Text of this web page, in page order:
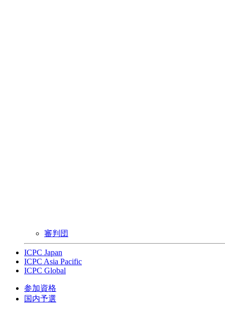
審判団
ICPC Japan
ICPC Asia Pacific
ICPC Global
参加資格
国内予選